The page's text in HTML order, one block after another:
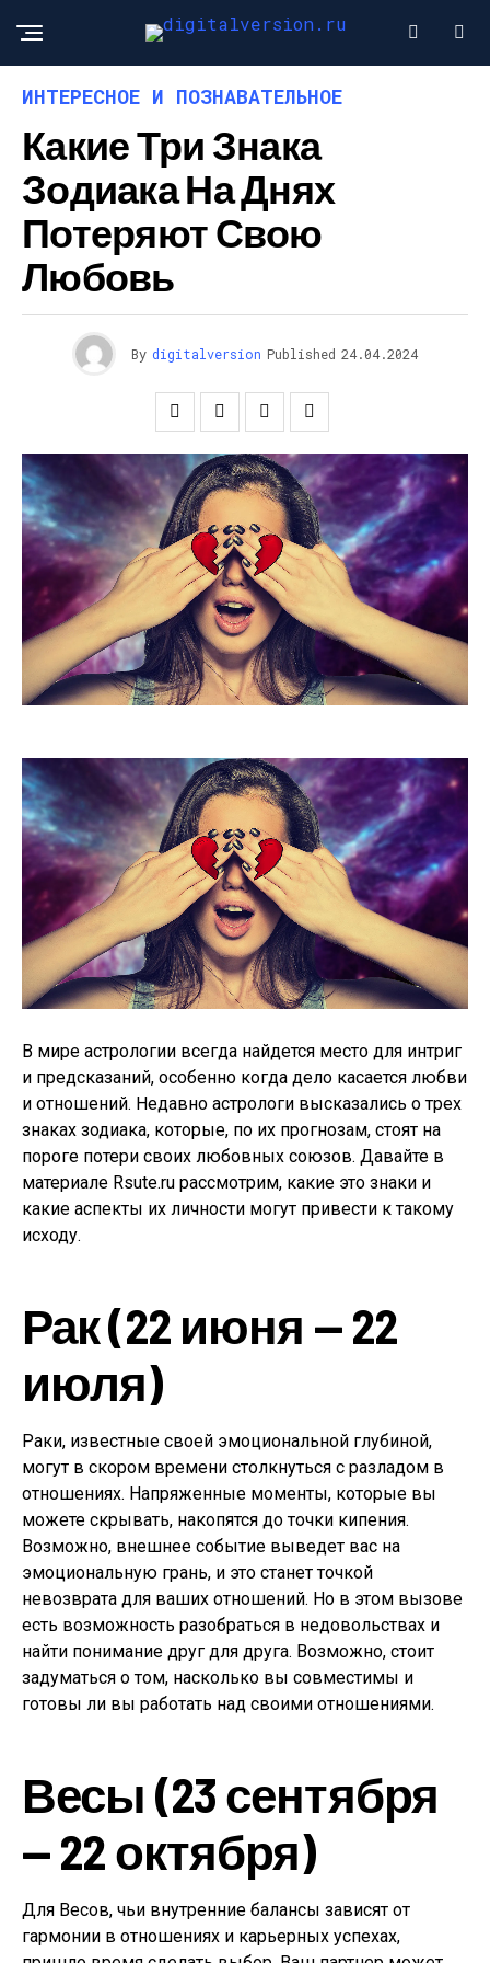
ИНТЕРЕСНОЕ И ПОЗНАВАТЕЛЬНОЕ
Какие Три Знака
Зодиака На Днях
Потеряют Свою
Любовь
By digitalversion Published 24.04.2024
В мире астрологии всегда найдется место для интриг
и предсказаний, особенно когда дело касается любви
и отношений. Недавно астрологи высказались о трех
знаках зодиака, которые, по их прогнозам, стоят на
пороге потери своих любовных союзов. Давайте в
материале Rsute.ru рассмотрим, какие это знаки и
какие аспекты их личности могут привести к такому
исходу.
Рак (22 июня — 22
июля)
Раки, известные своей эмоциональной глубиной,
могут в скором времени столкнуться с разладом в
отношениях. Напряженные моменты, которые вы
можете скрывать, накопятся до точки кипения.
Возможно, внешнее событие выведет вас на
эмоциональную грань, и это станет точкой
невозврата для ваших отношений. Но в этом вызове
есть возможность разобраться в недовольствах и
найти понимание друг для друга. Возможно, стоит
задуматься о том, насколько вы совместимы и
готовы ли вы работать над своими отношениями.
Весы (23 сентября
— 22 октября)
Для Весов, чьи внутренние балансы зависят от
гармонии в отношениях и карьерных успехах,